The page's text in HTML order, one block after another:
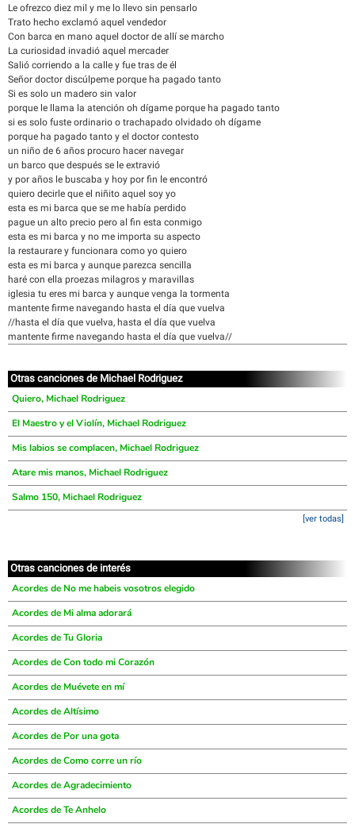
Le ofrezco diez mil y me lo llevo sin pensarlo
Trato hecho exclamó aquel vendedor
Con barca en mano aquel doctor de allí se marcho
La curiosidad invadió aquel mercader
Salió corriendo a la calle y fue tras de él
Señor doctor discúlpeme porque ha pagado tanto
Si es solo un madero sin valor
porque le llama la atención oh dígame porque ha pagado tanto
si es solo fuste ordinario o trachapado olvidado oh dígame
porque ha pagado tanto y el doctor contesto
un niño de 6 años procuro hacer navegar
un barco que después se le extravió
y por años le buscaba y hoy por fin le encontró
quiero decirle que el niñito aquel soy yo
esta es mi barca que se me había perdido
pague un alto precio pero al fin esta conmigo
esta es mi barca y no me importa su aspecto
la restaurare y funcionara como yo quiero
esta es mi barca y aunque parezca sencilla
haré con ella proezas milagros y maravillas
iglesia tu eres mi barca y aunque venga la tormenta
mantente firme navegando hasta el día que vuelva
//hasta el día que vuelva, hasta el día que vuelva
mantente firme navegando hasta el día que vuelva//
Otras canciones de Michael Rodriguez
Quiero, Michael Rodriguez
El Maestro y el Violín, Michael Rodriguez
Mis labios se complacen, Michael Rodriguez
Atare mis manos, Michael Rodriguez
Salmo 150, Michael Rodriguez
[ver todas]
Otras canciones de interés
Acordes de No me habeis vosotros elegido
Acordes de Mi alma adorará
Acordes de Tu Gloria
Acordes de Con todo mi Corazón
Acordes de Muévete en mí
Acordes de Altísimo
Acordes de Por una gota
Acordes de Como corre un río
Acordes de Agradecimiento
Acordes de Te Anhelo